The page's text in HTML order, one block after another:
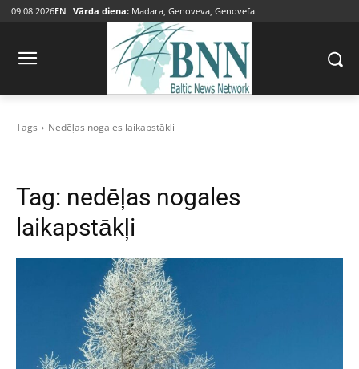
09.08.2026EN Vārda diena: Madara, Genoveva, Genovefa
Tags Nedēļas nogales laikapstākļi
Tag: nedēļas nogales
laikapstākļi